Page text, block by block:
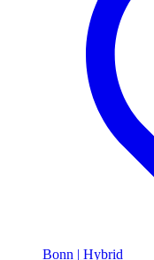
Bonn | Hybrid